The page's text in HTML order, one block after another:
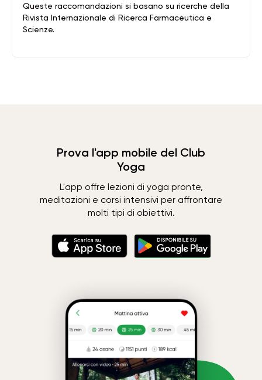
Queste raccomandazioni si basano su ricerche della
Rivista Internazionale di Ricerca Farmaceutica e
Scienze.
Prova l'app mobile del Club
Yoga
L'app offre lezioni di yoga pronte,
meditazioni e corsi intensivi per affrontare
molti tipi di obiettivi.